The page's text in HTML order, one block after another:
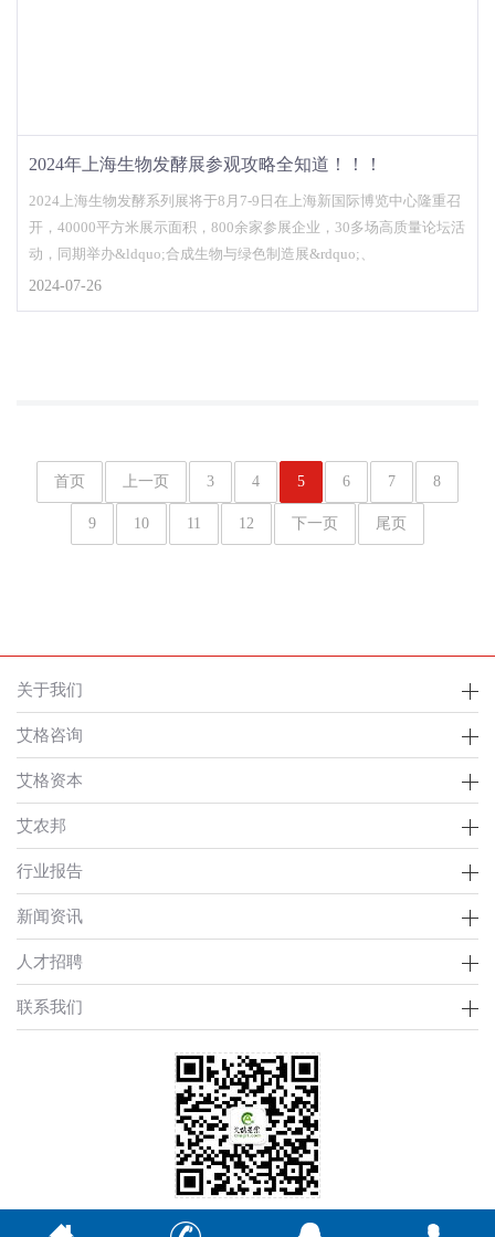
2024年上海生物发酵展参观攻略全知道！！！
2024上海生物发酵系列展将于8月7-9日在上海新国际博览中心隆重召
开，40000平方米展示面积，800余家参展企业，30多场高质量论坛活
动，同期举办&ldquo;合成生物与绿色制造展&rdquo;、
2024-07-26
首页 上一页 3 4 5 6 7 8
9 10 11 12 下一页 尾页
关于我们
艾格咨询
艾格资本
艾农邦
行业报告
新闻资讯
人才招聘
联系我们
Copyright © 2002-2021 艾格农业 版权所有